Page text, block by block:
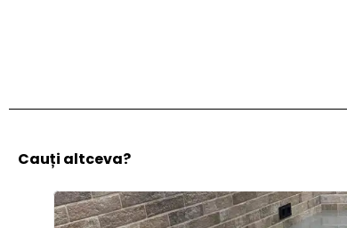
Cauți altceva?